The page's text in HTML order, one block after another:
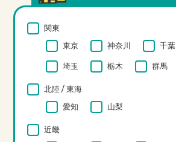
関東
東京
神奈川 千葉
埼玉 栃木 群馬
北陸 / 東海
愛知
山梨
近畿